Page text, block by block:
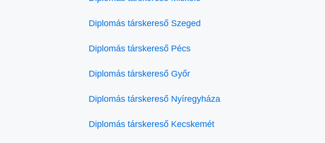
Diplomás társkereső Szeged
Diplomás társkereső Pécs
Diplomás társkereső Győr
Diplomás társkereső Nyíregyháza
Diplomás társkereső Kecskemét